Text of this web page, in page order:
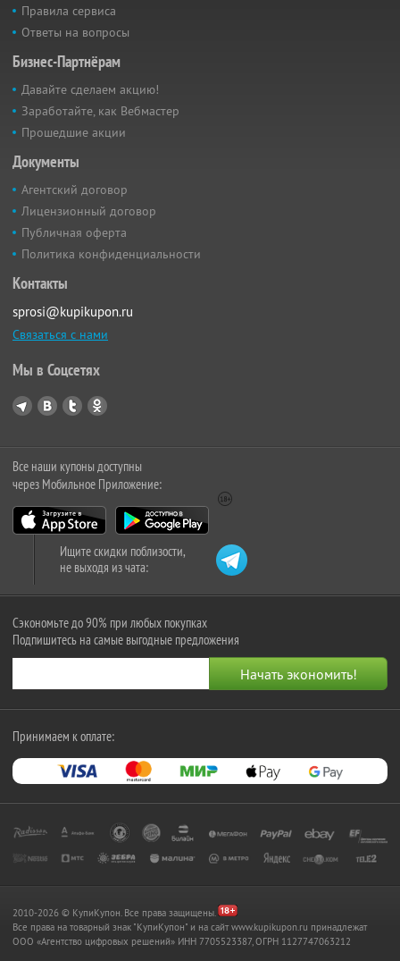
Правила сервиса
Ответы на вопросы
Бизнес-Партнёрам
Давайте сделаем акцию!
Заработайте, как Вебмастер
Прошедшие акции
Документы
Агентский договор
Лицензионный договор
Публичная оферта
Политика конфиденциальности
Контакты
sprosi@kupikupon.ru
Связаться с нами
Мы в Соцсетях
Все наши купоны доступны
через Мобильное Приложение:
Ищите скидки поблизости,
не выходя из чата:
Сэкономьте до 90% при любых покупках
Подпишитесь на самые выгодные предложения
Принимаем к оплате:
2010-2026 © КупиКупон. Все права защищены.
Все права на товарный знак "КупиКупон" и на сайт www.kupikupon.ru принадлежат
OOO «Агентство цифровых решений» ИНН 7705523387, ОГРН 1127747063212